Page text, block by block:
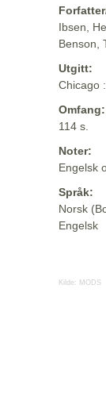
Ibsen,
Benson,
Utgitt:
Chicago
Omfang:
114 s.
Noter:
Engelsk
Språk:
Norsk
Engelsk
Kilde: MODS